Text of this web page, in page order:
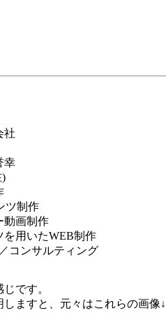
社
幸
)
制作
画制作
いたWEB制作
サルティング
です。
ますと、元々はこれらの画像↓